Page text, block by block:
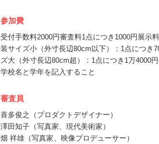
参加費
受付手数料2000円審査料1点につき1000円展示
装サイズ小（外寸長辺80cm以下）：1点につき
ズ大（外寸長辺80cm超）：1点につき1万4000
学校名と学年を記入すること
審査員
喜多俊之（プロダクトデザイナー）
澤田知子（写真家、現代美術家）
畑 祥雄（写真家、映像プロデューサー）